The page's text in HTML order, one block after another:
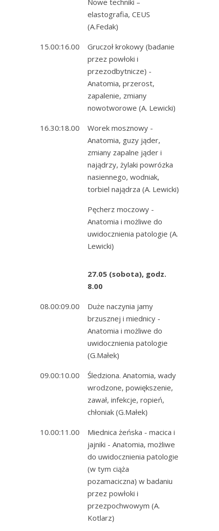
Nowe techniki –
elastografia, CEUS
(A.Fedak)
15.00:16.00
Gruczoł krokowy (badanie
przez powłoki i
przezodbytnicze) -
Anatomia, przerost,
zapalenie, zmiany
nowotworowe (A. Lewicki)
16.30:18.00
Worek mosznowy -
Anatomia, guzy jąder,
zmiany zapalne jąder i
najądrzy, żylaki powrózka
nasiennego, wodniak,
torbiel najądrza (A. Lewicki)
Pęcherz moczowy -
Anatomia i możliwe do
uwidocznienia patologie (A.
Lewicki)
27.05 (sobota), godz.
8.00
08.00:09.00
Duże naczynia jamy
brzusznej i miednicy -
Anatomia i możliwe do
uwidocznienia patologie
(G.Małek)
09.00:10.00
Śledziona. Anatomia, wady
wrodzone, powiększenie,
zawał, infekcje, ropień,
chłoniak (G.Małek)
10.00:11.00
Miednica żeńska - macica i
jajniki - Anatomia, możliwe
do uwidocznienia patologie
(w tym ciąża
pozamaciczna) w badaniu
przez powłoki i
przezpochwowym (A.
Kotlarz)